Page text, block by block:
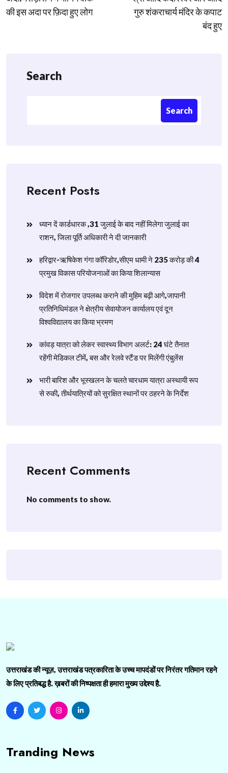
की इस अदा पर फ़िदा हुए लोग
गुरु शंकराचार्य मंदिर के कपाट
बंद हुए
Search
Search
Recent Posts
ध्यान दें कार्डधारक ,31 जुलाई के बाद नहीं मिलेगा जुलाई का
राशन, जिला पूर्ति अधिकारी ने दी जानकारी
हरिद्वार-ऋषिकेश गंगा कॉरिडोर,सीएम धामी ने 235 करोड़ की 4
प्रमुख विकास परियोजनाओं का किया शिलान्यास
विदेश में रोजगार उपलब्ध कराने की मुहिम बढ़ी आगे,जापानी
प्रतिनिधिमंडल ने क्षेत्रीय सेवायोजन कार्यालय एवं दून
विश्वविद्यालय का किया भ्रमण
​कांवड़ यात्रा को लेकर स्वास्थ्य विभाग अलर्ट: 24 घंटे तैनात
रहेंगी मेडिकल टीमें, बस और रेलवे स्टैंड पर मिलेंगी एंबुलेंस
​भारी बारिश और भूस्खलन के चलते चारधाम यात्रा अस्थायी रूप
से रुकी, तीर्थयात्रियों को सुरक्षित स्थानों पर ठहरने के निर्देश
Recent Comments
No comments to show.
उत्तराखंड की न्यूज़, उत्तराखंड पत्रकारिता के उच्च मापदंडों पर निरंतर गतिमान रहने
के लिए प्रतिबद्ध है. ख़बरों की निष्पक्षता ही हमारा मुख्य उद्देश्य है.
Tranding News